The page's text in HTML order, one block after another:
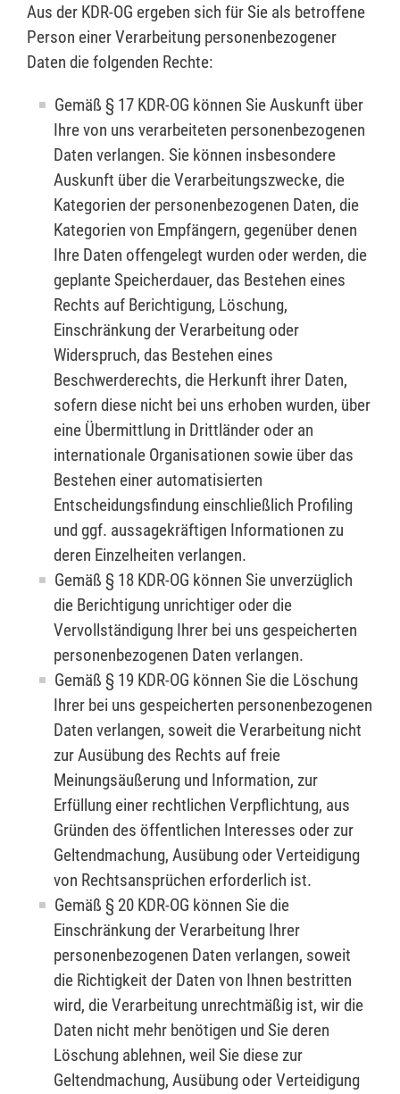
Aus der KDR-OG ergeben sich für Sie als betroffene
Person einer Verarbeitung personenbezogener
Daten die folgenden Rechte:
Gemäß § 17 KDR-OG können Sie Auskunft über
Ihre von uns verarbeiteten personenbezogenen
Daten verlangen. Sie können insbesondere
Auskunft über die Verarbeitungszwecke, die
Kategorien der personenbezogenen Daten, die
Kategorien von Empfängern, gegenüber denen
Ihre Daten offengelegt wurden oder werden, die
geplante Speicherdauer, das Bestehen eines
Rechts auf Berichtigung, Löschung,
Einschränkung der Verarbeitung oder
Widerspruch, das Bestehen eines
Beschwerderechts, die Herkunft ihrer Daten,
sofern diese nicht bei uns erhoben wurden, über
eine Übermittlung in Drittländer oder an
internationale Organisationen sowie über das
Bestehen einer automatisierten
Entscheidungsfindung einschließlich Profiling
und ggf. aussagekräftigen Informationen zu
deren Einzelheiten verlangen.
Gemäß § 18 KDR-OG können Sie unverzüglich
die Berichtigung unrichtiger oder die
Vervollständigung Ihrer bei uns gespeicherten
personenbezogenen Daten verlangen.
Gemäß § 19 KDR-OG können Sie die Löschung
Ihrer bei uns gespeicherten personenbezogenen
Daten verlangen, soweit die Verarbeitung nicht
zur Ausübung des Rechts auf freie
Meinungsäußerung und Information, zur
Erfüllung einer rechtlichen Verpflichtung, aus
Gründen des öffentlichen Interesses oder zur
Geltendmachung, Ausübung oder Verteidigung
von Rechtsansprüchen erforderlich ist.
Gemäß § 20 KDR-OG können Sie die
Einschränkung der Verarbeitung Ihrer
personenbezogenen Daten verlangen, soweit
die Richtigkeit der Daten von Ihnen bestritten
wird, die Verarbeitung unrechtmäßig ist, wir die
Daten nicht mehr benötigen und Sie deren
Löschung ablehnen, weil Sie diese zur
Geltendmachung, Ausübung oder Verteidigung